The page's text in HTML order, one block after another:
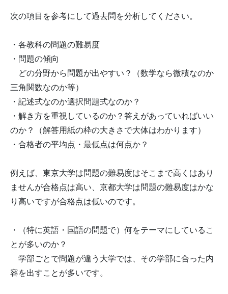
次の項目を参考にして過去問を分析してください。
・各教科の問題の難易度
・問題の傾向
どの分野から問題が出やすい？（数学なら微積なのか
三角関数なのか等）
・記述式なのか選択問題式なのか？
・解き方を重視しているのか？答えがあっていればいい
のか？（解答用紙の枠の大きさで大体はわかります）
・合格者の平均点・最低点は何点か？
例えば、東京大学は問題の難易度はそこまで高くはあり
ませんが合格点は高い、京都大学は問題の難易度はかな
り高いですが合格点は低いのです。
・（特に英語・国語の問題で）何をテーマにしているこ
とが多いのか？
学部ごとで問題が違う大学では、その学部に合った内
容を出すことが多いです。